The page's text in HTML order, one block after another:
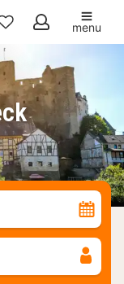
Mina
menu